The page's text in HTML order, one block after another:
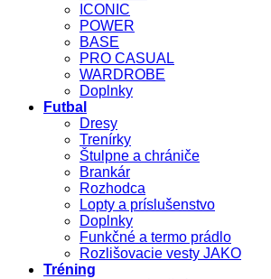
ICONIC
POWER
BASE
PRO CASUAL
WARDROBE
Doplnky
Futbal
Dresy
Trenírky
Štulpne a chrániče
Brankár
Rozhodca
Lopty a príslušenstvo
Doplnky
Funkčné a termo prádlo
Rozlišovacie vesty JAKO
Tréning